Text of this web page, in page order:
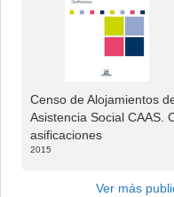
Censo de Alojamientos
Asistencia Social CAAS.
asificaciones
2015
Ver más